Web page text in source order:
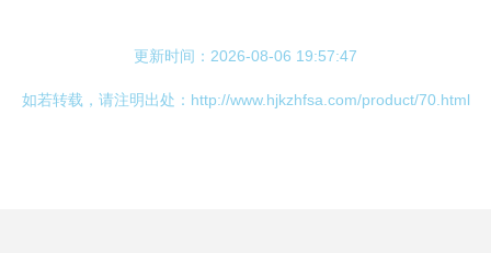
更新时间：2026-08-06 19:57:47
如若转载，请注明出处：http://www.hjkzhfsa.com/product/70.html